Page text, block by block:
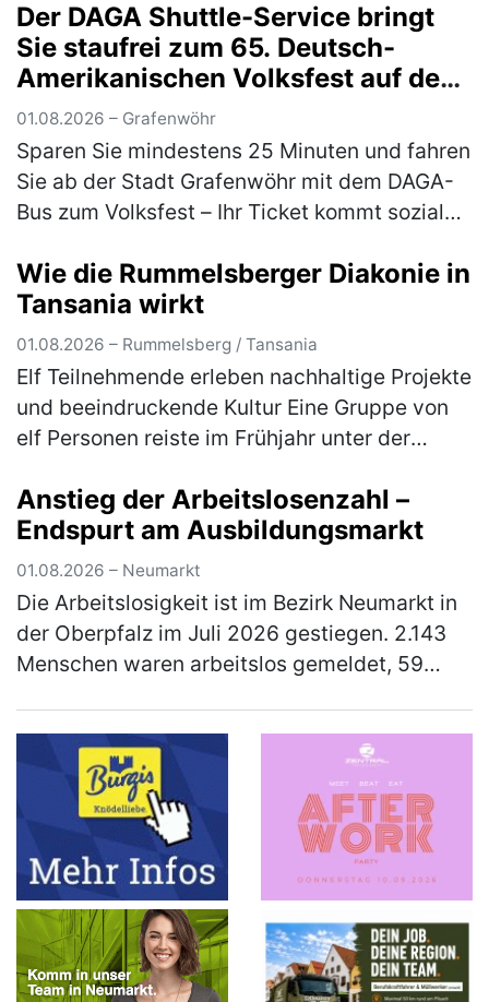
(mehr)
Der DAGA Shuttle-Service bringt
Sie staufrei zum 65. Deutsch-
Amerikanischen Volksfest auf den
Truppenübungsplatz
01.08.2026 – Grafenwöhr
Sparen Sie mindestens 25 Minuten und fahren
Sie ab der Stadt Grafenwöhr mit dem DAGA-
Bus zum Volksfest – Ihr Ticket kommt sozialen
Deutsch-Amerikanische Gemei…(mehr)
Wie die Rummelsberger Diakonie in
Tansania wirkt
01.08.2026 – Rummelsberg / Tansania
Elf Teilnehmende erleben nachhaltige Projekte
und beeindruckende Kultur Eine Gruppe von
elf Personen reiste im Frühjahr unter der
Günter Neidhardt nach Tansan…(mehr)
Anstieg der Arbeitslosenzahl –
Endspurt am Ausbildungsmarkt
01.08.2026 – Neumarkt
Die Arbeitslosigkeit ist im Bezirk Neumarkt in
der Oberpfalz im Juli 2026 gestiegen. 2.143
Menschen waren arbeitslos gemeldet, 59